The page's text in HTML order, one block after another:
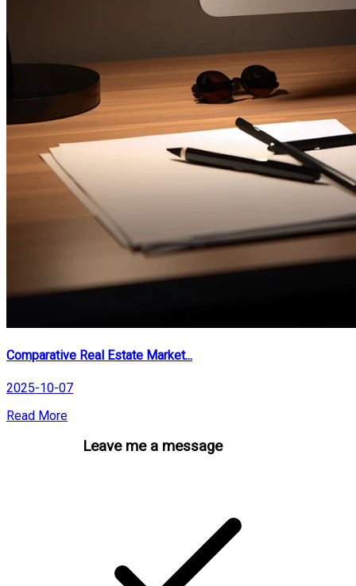
Comparative Real Estate Market...
2025-10-07
Read More
Leave me a message